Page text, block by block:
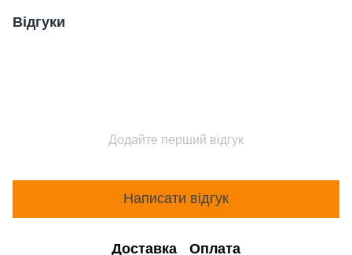
Відгуки
Додайте перший відгук
Написати відгук
Доставка Оплата